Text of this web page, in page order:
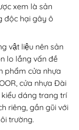
xem là sản
độc hại gây ô
vật liệu nên sản
lo lắng vấn đề
phẩm cửa nhựa
cửa nhựa Đài
dáng trang trí
riêng, gần gũi với
trường.